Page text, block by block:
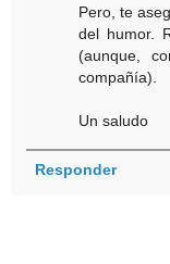
Pero, te
del humor.
(aunque,
compañía).
Un saludo
Responder